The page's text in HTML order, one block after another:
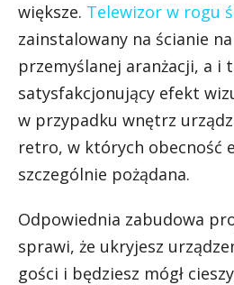
większe. Telewizor w rogu
zainstalowany na ścianie
przemyślanej aranżacji, a i
satysfakcjonujący efekt
w przypadku wnętrz
retro, w których obecność
szczególnie pożądana.
Odpowiednia zabudowa
sprawi, że ukryjesz
gości i będziesz mógł